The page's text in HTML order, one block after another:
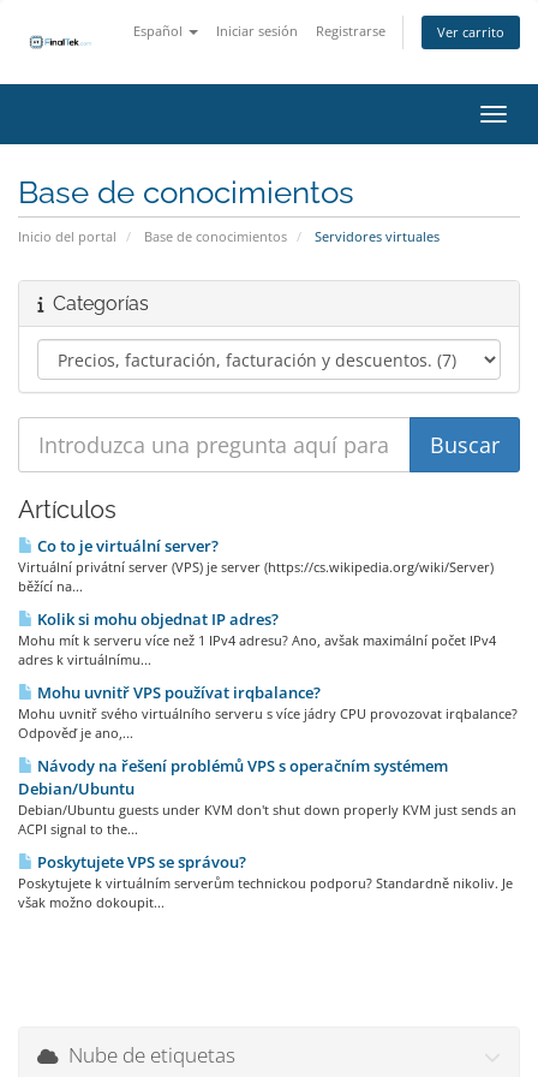
Español Iniciar sesión Registrarse Ver carrito
Base de conocimientos
Inicio del portal Base de conocimientos Servidores virtuales
Categorías
Artículos
Co to je virtuální server?
Virtuální privátní server (VPS) je server (https://cs.wikipedia.org/wiki/Server)
běžící na...
Kolik si mohu objednat IP adres?
Mohu mít k serveru více než 1 IPv4 adresu? Ano, avšak maximální počet IPv4
adres k virtuálnímu...
Mohu uvnitř VPS používat irqbalance?
Mohu uvnitř svého virtuálního serveru s více jádry CPU provozovat irqbalance?
Odpověď je ano,...
Návody na řešení problémů VPS s operačním systémem
Debian/Ubuntu
Debian/Ubuntu guests under KVM don't shut down properly KVM just sends an
ACPI signal to the...
Poskytujete VPS se správou?
Poskytujete k virtuálním serverům technickou podporu? Standardně nikoliv. Je
však možno dokoupit...
Nube de etiquetas